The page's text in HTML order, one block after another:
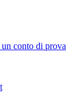
conto di prova